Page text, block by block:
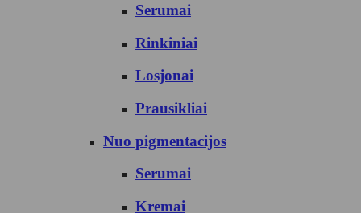
Serumai
Rinkiniai
Losjonai
Prausikliai
Nuo pigmentacijos
Serumai
Kremai